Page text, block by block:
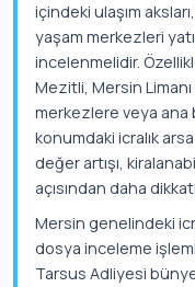
içindeki ulaşım
yaşam merkezleri
incelenmelidir.
Mezitli, Mersin
merkezlere veya ana
konumdaki icralık
değer artışı,
açısından daha
Mersin genelindeki
dosya inceleme
Tarsus Adliyesi